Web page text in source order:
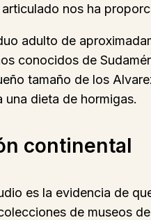
nos ha
adulto de
conocidos de
tamaño de los
dieta de hormigas.
continental
es la evidencia de
de museos